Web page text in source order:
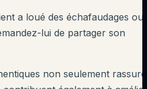
a loué des échafaudages ou
lui de partager son
non seulement